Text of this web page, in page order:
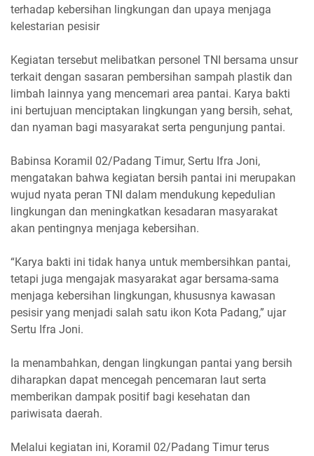
terhadap kebersihan lingkungan dan upaya menjaga
kelestarian pesisir
Kegiatan tersebut melibatkan personel TNI bersama unsur
terkait dengan sasaran pembersihan sampah plastik dan
limbah lainnya yang mencemari area pantai. Karya bakti
ini bertujuan menciptakan lingkungan yang bersih, sehat,
dan nyaman bagi masyarakat serta pengunjung pantai.
Babinsa Koramil 02/Padang Timur, Sertu Ifra Joni,
mengatakan bahwa kegiatan bersih pantai ini merupakan
wujud nyata peran TNI dalam mendukung kepedulian
lingkungan dan meningkatkan kesadaran masyarakat
akan pentingnya menjaga kebersihan.
“Karya bakti ini tidak hanya untuk membersihkan pantai,
tetapi juga mengajak masyarakat agar bersama-sama
menjaga kebersihan lingkungan, khususnya kawasan
pesisir yang menjadi salah satu ikon Kota Padang,” ujar
Sertu Ifra Joni.
Ia menambahkan, dengan lingkungan pantai yang bersih
diharapkan dapat mencegah pencemaran laut serta
memberikan dampak positif bagi kesehatan dan
pariwisata daerah.
Melalui kegiatan ini, Koramil 02/Padang Timur terus